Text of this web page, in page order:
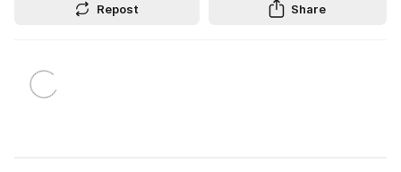
Repost Share